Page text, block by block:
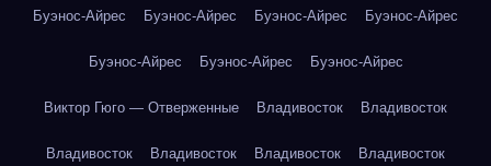
Буэнос-Айрес Буэнос-Айрес Буэнос-Айрес Буэнос-Айрес
Буэнос-Айрес Буэнос-Айрес Буэнос-Айрес
Виктор Гюго — Отверженные Владивосток Владивосток
Владивосток Владивосток Владивосток Владивосток